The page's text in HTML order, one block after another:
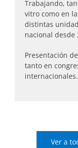
Trabajando,
vitro como en
distintas
nacional desde
Presentación
tanto en
internacionales.
Ver a